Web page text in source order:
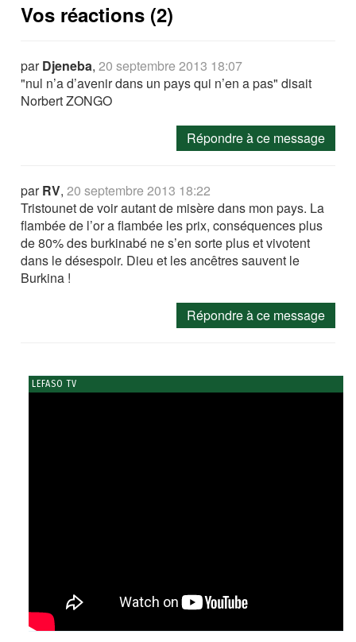
Vos réactions (2)
parDjeneba,20 septembre 2013 18:07
"nul n’a d’avenir dans un pays qui n’en a pas" disait
Norbert ZONGO
Répondre à ce message
parRV,20 septembre 2013 18:22
Tristounet de voir autant de misère dans mon pays. La
flambée de l’or a flambée les prix, conséquences plus
de 80% des burkinabé ne s’en sorte plus et vivotent
dans le désespoir. Dieu et les ancêtres sauvent le
Burkina !
Répondre à ce message
LEFASO TV